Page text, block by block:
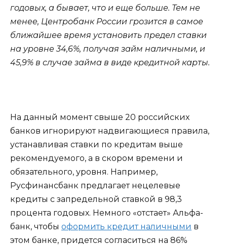
годовых, а бывает, что и еще больше. Тем не
менее, Центробанк России грозится в самое
ближайшее время установить предел ставки
на уровне 34,6%, получая займ наличными, и
45,9% в случае займа в виде кредитной карты.
На данный момент свыше 20 российских
банков игнорируют надвигающиеся правила,
устанавливая ставки по кредитам выше
рекомендуемого, а в скором времени и
обязательного, уровня. Например,
Русфинансбанк предлагает нецелевые
кредиты с запредельной ставкой в 98,3
процента годовых. Немного «отстает» Альфа-
банк, чтобы оформить кредит наличными в
этом банке, придется согласиться на 86%